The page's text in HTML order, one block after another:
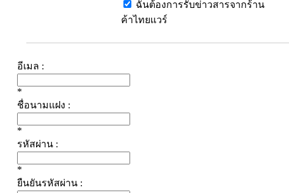
ฉันต้องการรับข่าวสารจากร้าน
ค้าไทยแวร์
อีเมล :
*
ชื่อนามแฝง :
*
รหัสผ่าน :
*
ยืนยันรหัสผ่าน :